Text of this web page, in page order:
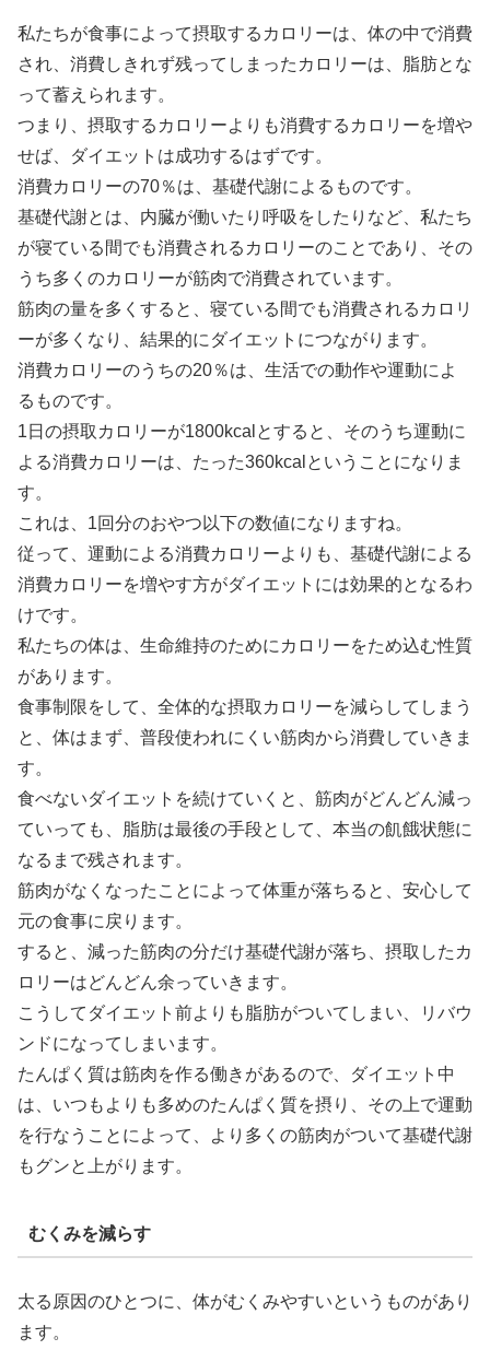
私たちが食事によって摂取するカロリーは、体の中で消費
され、消費しきれず残ってしまったカロリーは、脂肪とな
って蓄えられます。
つまり、摂取するカロリーよりも消費するカロリーを増や
せば、ダイエットは成功するはずです。
消費カロリーの70％は、基礎代謝によるものです。
基礎代謝とは、内臓が働いたり呼吸をしたりなど、私たち
が寝ている間でも消費されるカロリーのことであり、その
うち多くのカロリーが筋肉で消費されています。
筋肉の量を多くすると、寝ている間でも消費されるカロリ
ーが多くなり、結果的にダイエットにつながります。
消費カロリーのうちの20％は、生活での動作や運動によ
るものです。
1日の摂取カロリーが1800kcalとすると、そのうち運動に
よる消費カロリーは、たった360kcalということになりま
す。
これは、1回分のおやつ以下の数値になりますね。
従って、運動による消費カロリーよりも、基礎代謝による
消費カロリーを増やす方がダイエットには効果的となるわ
けです。
私たちの体は、生命維持のためにカロリーをため込む性質
があります。
食事制限をして、全体的な摂取カロリーを減らしてしまう
と、体はまず、普段使われにくい筋肉から消費していきま
す。
食べないダイエットを続けていくと、筋肉がどんどん減っ
ていっても、脂肪は最後の手段として、本当の飢餓状態に
なるまで残されます。
筋肉がなくなったことによって体重が落ちると、安心して
元の食事に戻ります。
すると、減った筋肉の分だけ基礎代謝が落ち、摂取したカ
ロリーはどんどん余っていきます。
こうしてダイエット前よりも脂肪がついてしまい、リバウ
ンドになってしまいます。
たんぱく質は筋肉を作る働きがあるので、ダイエット中
は、いつもよりも多めのたんぱく質を摂り、その上で運動
を行なうことによって、より多くの筋肉がついて基礎代謝
もグンと上がります。
むくみを減らす
太る原因のひとつに、体がむくみやすいというものがあり
ます。